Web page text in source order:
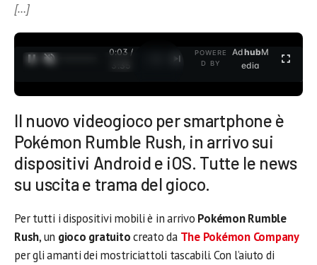
[…]
0:04 /
3:35
POWERE
D BY
AdhubM
edia
Il nuovo videogioco per smartphone è
Pokémon Rumble Rush, in arrivo sui
dispositivi Android e iOS. Tutte le news
su uscita e trama del gioco.
Per tutti i dispositivi mobili è in arrivo Pokémon Rumble
Rush, un gioco gratuitocreato da The Pokémon Company
per gli amanti dei mostriciattoli tascabili. Con l’aiuto di